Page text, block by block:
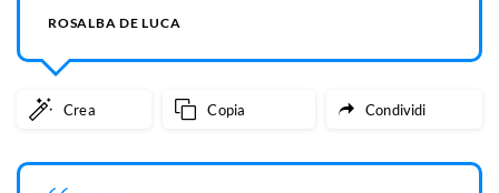
ROSALBA DE LUCA
Crea Copia Condividi